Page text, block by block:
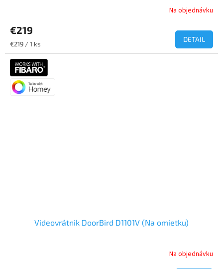
produktu
je
5,0
z
hviezdičiek.
Na objednávku
€219
Jednotková
cena:
€219 / 1 ks
DETAIL
Videovrátnik DoorBird D1101V (Na omietku)
Na objednávku